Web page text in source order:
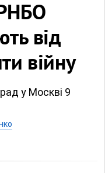
від
війну
у Москві 9